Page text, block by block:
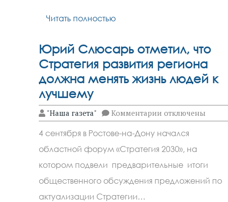
Читать полностью
Юрий Слюсарь отметил, что
Стратегия развития региона
должна менять жизнь людей к
лучшему
"Наша газета" Комментариик
записи
Слюсарь
отметил,
что
Стратегия
развития
региона
должна
отключены
4 сентября в Ростове-на-Дону начался
областной форум «Стратегия 2030», на
котором подвели предварительные итоги
общественного обсуждения предложений по
актуализации Стратегии…